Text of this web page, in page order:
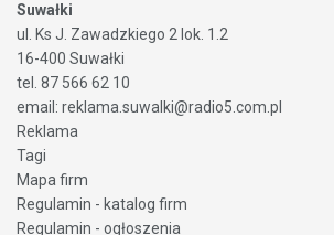
Suwałki
ul. Ks J. Zawadzkiego 2 lok. 1.2
16-400 Suwałki
tel. 87 566 62 10
email: reklama.suwalki@radio5.com.pl
Reklama
Tagi
Mapa firm
Regulamin - katalog firm
Regulamin - ogłoszenia